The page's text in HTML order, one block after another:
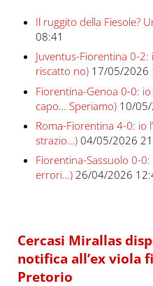
Il ruggito della Fiesole?
08:41
Juventus-Fiorentina 0-2:
riscatto no) 17/05/2026
Fiorentina-Genoa 0-0:
capo… Speriamo) 10/
Roma-Fiorentina 4-0: io
strazio…) 04/05/2026
Fiorentina-Sassuolo 0-0:
errori…) 26/04/2026
Cercasi Mirallas
notifica all’ex viola
Pretorio